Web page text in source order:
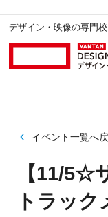
デザイン・映像の専門
イベント一覧へ
【11/5☆
トラッ